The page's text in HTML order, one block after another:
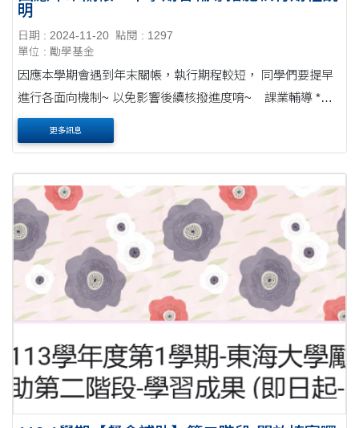
明
日期 : 2024-11-20 點閱 : 1297
單位 : 勵學基金
因應本學期會遇到年末關帳，執行期程較短， 同學們要提早
進行各面向機制~ 以免影響後續核撥進度唷~ 課業輔導 *課
業輔導可在每周不超過10小時的原則下~密集輔導。 *未繳回
之學習紀....
更多訊息